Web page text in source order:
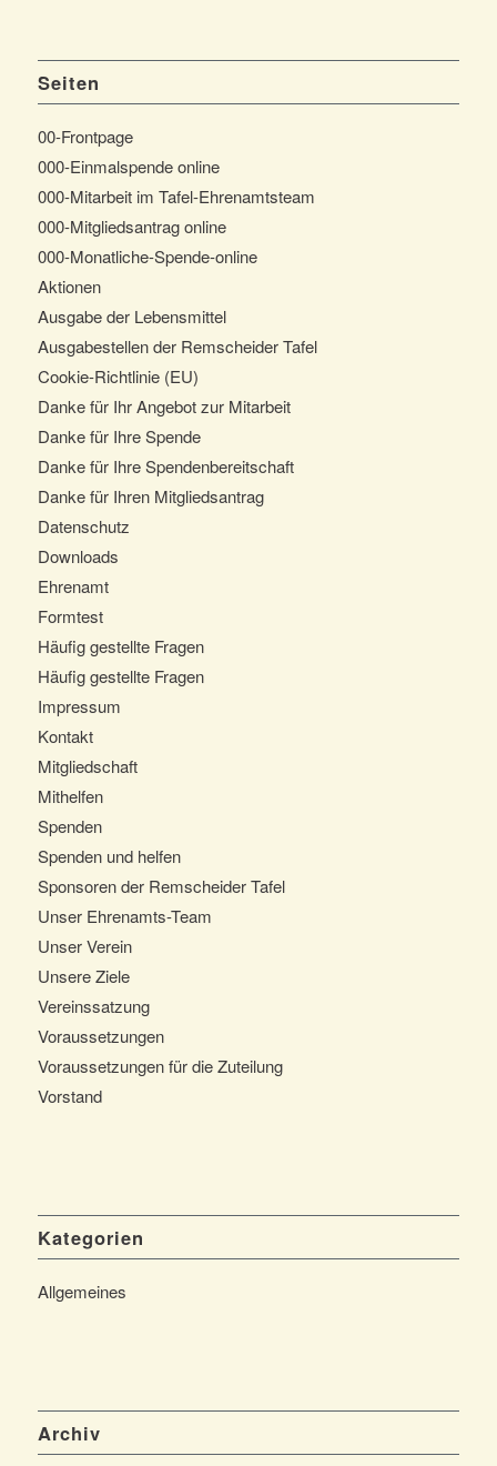
Seiten
00-Frontpage
000-Einmalspende online
000-Mitarbeit im Tafel-Ehrenamtsteam
000-Mitgliedsantrag online
000-Monatliche-Spende-online
Aktionen
Ausgabe der Lebensmittel
Ausgabestellen der Remscheider Tafel
Cookie-Richtlinie (EU)
Danke für Ihr Angebot zur Mitarbeit
Danke für Ihre Spende
Danke für Ihre Spendenbereitschaft
Danke für Ihren Mitgliedsantrag
Datenschutz
Downloads
Ehrenamt
Formtest
Häufig gestellte Fragen
Häufig gestellte Fragen
Impressum
Kontakt
Mitgliedschaft
Mithelfen
Spenden
Spenden und helfen
Sponsoren der Remscheider Tafel
Unser Ehrenamts-Team
Unser Verein
Unsere Ziele
Vereinssatzung
Voraussetzungen
Voraussetzungen für die Zuteilung
Vorstand
Kategorien
Allgemeines
Archiv